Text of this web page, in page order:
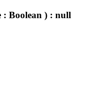
Boolean ) : null